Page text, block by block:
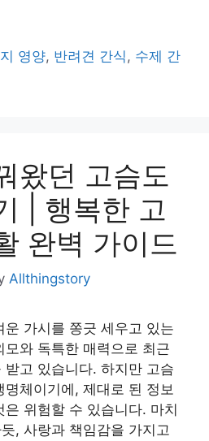
영양, 반려견 간식 , 수제 간
왔던 고슴도
| 행복한 고
완벽 가이드
Allthingstory
가시를 쫑긋 세우고 있는
와 독특한 매력으로 최근
고 있습니다. 하지만 고슴
체이기에, 제대로 된 정보
위험할 수 있습니다. 마치
, 사랑과 책임감을 가지고